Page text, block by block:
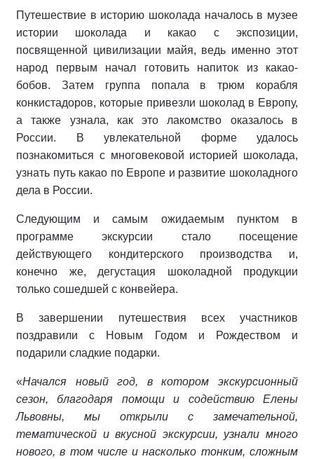
Путешествие в историю шоколада началось в музее
истории шоколада и какао с экспозиции,
посвященной цивилизации майя, ведь именно этот
народ первым начал готовить напиток из какао-
бобов. Затем группа попала в трюм корабля
конкистадоров, которые привезли шоколад в Европу,
а также узнала, как это лакомство оказалось в
России. В увлекательной форме удалось
познакомиться с многовековой историей шоколада,
узнать путь какао по Европе и развитие шоколадного
дела в России.
Следующим и самым ожидаемым пунктом в
программе экскурсии стало посещение
действующего кондитерского производства и,
конечно же, дегустация шоколадной продукции
только сошедшей с конвейера.
В завершении путешествия всех участников
поздравили с Новым Годом и Рождеством и
подарили сладкие подарки.
«Начался новый год, в котором экскурсионный
сезон, благодаря помощи и содействию Елены
Львовны, мы открыли с замечательной,
тематической и вкусной экскурсии, узнали много
нового, в том числе и насколько тонким, сложным